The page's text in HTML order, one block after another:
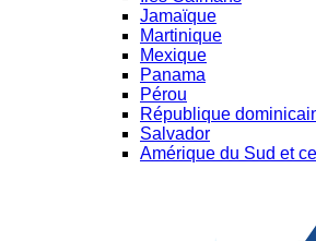
Jamaïque
Martinique
Mexique
Panama
Pérou
République
Salvador
Amérique du Sud et